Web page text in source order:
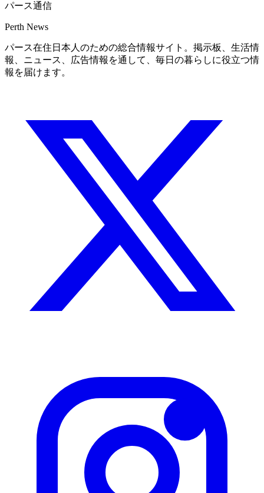
パース通信
Perth News
パース在住日本人のための総合情報サイト。掲示板、生活情
報、ニュース、広告情報を通して、毎日の暮らしに役立つ情
報を届けます。